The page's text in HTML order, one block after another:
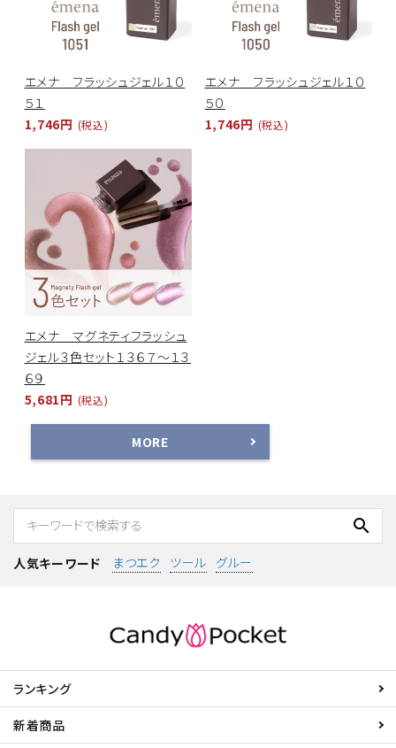
エメナ フラッシュジェル１０
５１
1,746円 (税込)
エメナ フラッシュジェル１０
５０
1,746円 (税込)
エメナ マグネティフラッシュ
ジェル３色セット１３６７～１３
６９
5,681円 (税込)
MORE
search
人気キーワード まつエク ツール グルー
ランキング
新着商品